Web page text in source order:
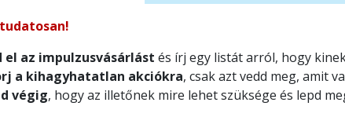
el az impulzusvásárlást és írj egy listát arról, hogy
a kihagyhatatlan akciókra, csak azt vedd meg, amit
végig, hogy az illetőnek mire lehet szüksége és lepd